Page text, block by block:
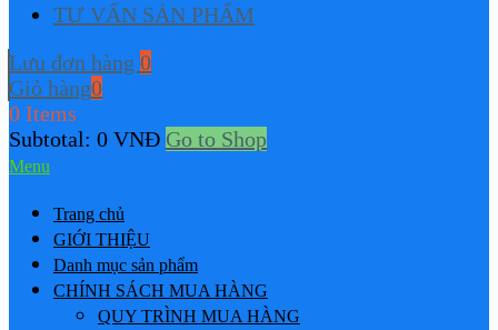
TƯ VẤN SẢN PHẨM
Lưu đơn hàng 0
Giỏ hàng0
0 Items
Subtotal: 0 VNĐ Go to Shop
Menu
Trang chủ
GIỚI THIỆU
Danh mục sản phẩm
CHÍNH SÁCH MUA HÀNG
QUY TRÌNH MUA HÀNG